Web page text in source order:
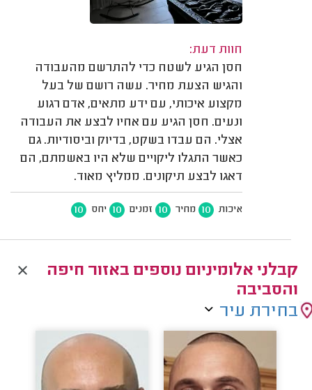
חוות דעת:
חסן הגיע לשטח כדי להתרשם מהעבודה
והגיש הצעת מחיר. עשה רושם של בעל
מקצוע איכותי, עם ידע מתאים, אדם רגוע
ונעים. חסן הגיע עם אחיו לבצע את העבודה
אצלי. הם עבדו בשקט, בדיוק וביסודיות. גם
כאשר התגלו ליקויים שלא היו באשמתם, הם
דאגו לבצע תיקונים. ממליץ מאוד.
איכות 10 מחיר 10 זמנים 10 יחס 10
קבלני אלומיניום נוספים באזור חיפה
והסביבה
בחירת עיר